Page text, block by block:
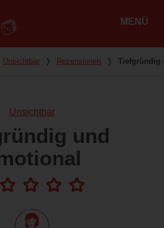
MENÜ
Unsichtbar ❭ Rezensionen ❭ Tiefgründig
Unsichtbar
und